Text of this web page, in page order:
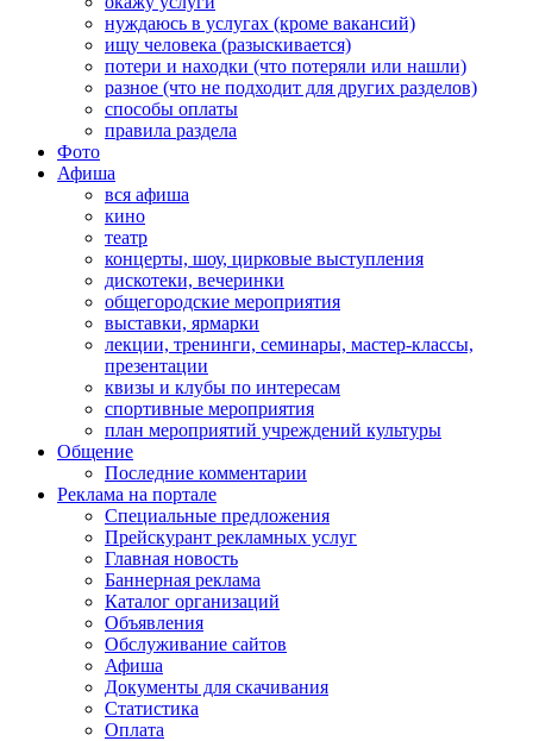
нуждаюсь в услугах (кроме вакансий)
ищу человека (разыскивается)
потери и находки (что потеряли или нашли)
разное (что не подходит для других разделов)
способы оплаты
правила раздела
Фото
Афиша
вся афиша
кино
театр
концерты, шоу, цирковые выступления
дискотеки, вечеринки
общегородские мероприятия
выставки, ярмарки
лекции, тренинги, семинары, мастер-классы,
презентации
квизы и клубы по интересам
спортивные мероприятия
план мероприятий учреждений культуры
Общение
Последние комментарии
Реклама на портале
Специальные предложения
Прейскурант рекламных услуг
Главная новость
Баннерная реклама
Каталог организаций
Объявления
Обслуживание сайтов
Афиша
Документы для скачивания
Статистика
Оплата